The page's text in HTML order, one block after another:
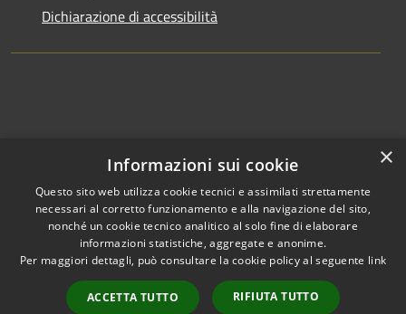
Dichiarazione di accessibilità
RSS
Accessibilità
Copyright © 2026 • Comune di
Municipium•
Accesso
×
Informazioni sui cookie
Questo sito web utilizza cookie tecnici e assimilati strettamente
necessari al corretto funzionamento e alla navigazione del sito,
nonché un cookie tecnico analitico al solo fine di elaborare
informazioni statistiche, aggregate e anonime.
Per maggiori dettagli, può consultare la cookie policy al seguente link
ACCETTA TUTTO RIFIUTA TUTTO